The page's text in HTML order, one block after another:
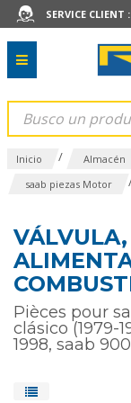
SERVICE CLIENT
Inicio / Almacén
saab piezas Motor
Pièces pour
clásico (1979-
1998, saab